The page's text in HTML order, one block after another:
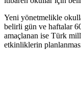
Yeni yönetmelikle
belirli gün ve haftalar
amaçlanan ise Türk
etkinliklerin